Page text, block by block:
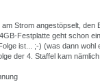
Strom angestöpselt, den
Festplatte geht schon
ist... ;-) (was dann wohl
der 4. Staffel kam